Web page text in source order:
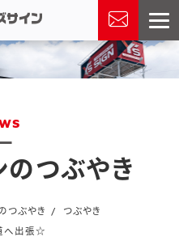
のつぶやき
つぶやき つぶやき
へ出張☆